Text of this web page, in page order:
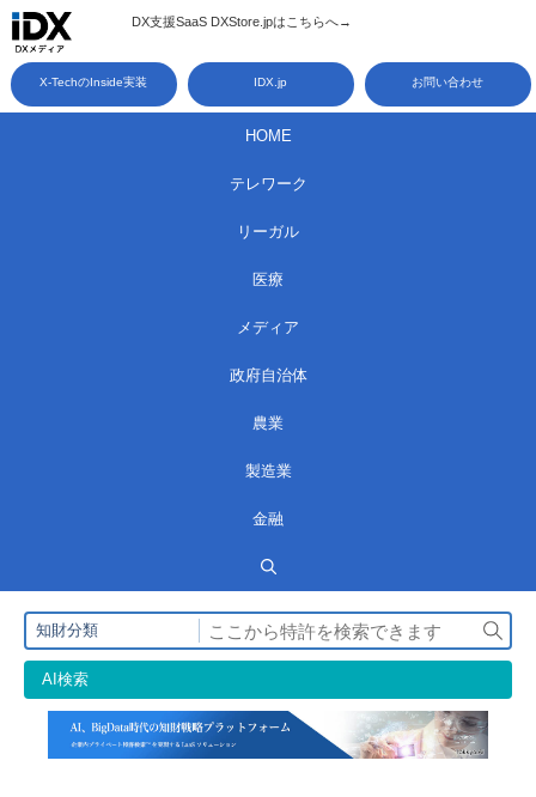
コ
ン
テ
DX支援SaaS DXStore.jpはこちらへ→​
X-TechのInside実装 IDX.jp お問い合わせ
HOME
テレワーク
リーガル
医療
メディア
政府自治体
農業
製造業
金融
知財分類
検
索
AI検索